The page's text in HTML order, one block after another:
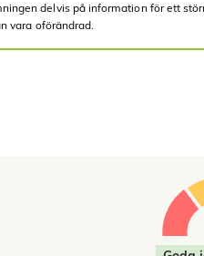
delvis på information för ett
vara oförändrad.